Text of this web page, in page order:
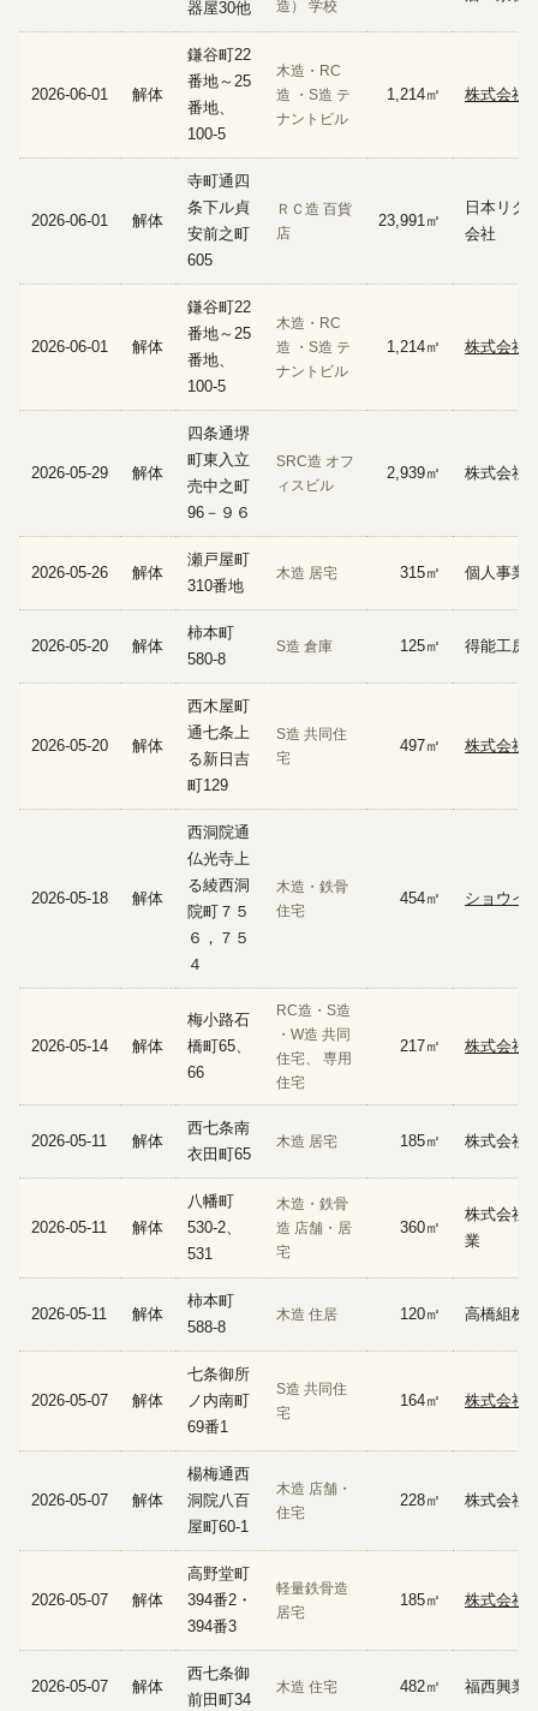
器屋30他 造） 学校
2026-06-01 解体
鎌谷町22
番地～25
番地、
100-5
木造・RC
造 ・S造 テ
ナントビル
1,214㎡ 株式会社
2026-06-01 解体
寺町通四
条下ル貞
安前之町
605
ＲＣ造 百貨
店
23,991㎡
日本リグ
会社
2026-06-01 解体
鎌谷町22
番地～25
番地、
100-5
木造・RC
造 ・S造 テ
ナントビル
1,214㎡ 株式会社
2026-05-29 解体
四条通堺
町東入立
売中之町
96－９６
SRC造 オフ
ィスビル
2,939㎡ 株式会社
2026-05-26 解体
瀬戸屋町
310番地
木造 居宅 315㎡ 個人事業
2026-05-20 解体
柿本町
580-8
S造 倉庫 125㎡ 得能工房
2026-05-20 解体
西木屋町
通七条上
る新日吉
町129
S造 共同住
宅
497㎡ 株式会社
2026-05-18 解体
西洞院通
仏光寺上
る綾西洞
院町７５
６，７５
４
木造・鉄骨
住宅
454㎡ ショウイ
2026-05-14 解体
梅小路石
橋町65、
66
RC造・S造
・W造 共同
住宅、 専用
住宅
217㎡ 株式会社
2026-05-11 解体
西七条南
衣田町65
木造 居宅 185㎡ 株式会社
2026-05-11 解体
八幡町
530-2、
531
木造・鉄骨
造 店舗・居
宅
360㎡
株式会社
業
2026-05-11 解体
柿本町
588-8
木造 住居 120㎡ 高橋組株
2026-05-07 解体
七条御所
ノ内南町
69番1
S造 共同住
宅
164㎡ 株式会社
2026-05-07 解体
楊梅通西
洞院八百
屋町60-1
木造 店舗・
住宅
228㎡ 株式会社
2026-05-07 解体
高野堂町
394番2・
394番3
軽量鉄骨造
居宅
185㎡ 株式会社
2026-05-07 解体
西七条御
前田町34
木造 住宅 482㎡ 福西興業